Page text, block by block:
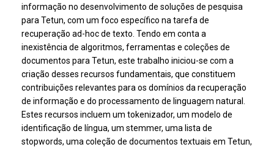
informação no desenvolvimento de soluções de pesquisa
para Tetun, com um foco específico na tarefa de
recuperação ad-hoc de texto. Tendo em conta a
inexistência de algoritmos, ferramentas e coleções de
documentos para Tetun, este trabalho iniciou-se com a
criação desses recursos fundamentais, que constituem
contribuições relevantes para os domínios da recuperação
de informação e do processamento de linguagem natural.
Estes recursos incluem um tokenizador, um modelo de
identificação de língua, um stemmer, uma lista de
stopwords, uma coleção de documentos textuais em Tetun,